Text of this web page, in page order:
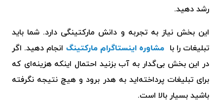
رشد دهید.
این بخش نیاز به تجربه و دانش مارکتینگی دارد. شما باید
تبلیغات را با مشاوره اینستاگرام مارکتینگ انجام دهید. اگر
در این بخش بی‌گدار به آب بزنید احتمال اینکه هزینه‌ای که
برای تبلیغات پرداخته‌اید به هدر برود و هیچ نتیجه نگرفته
باشید بسیار بالا است.